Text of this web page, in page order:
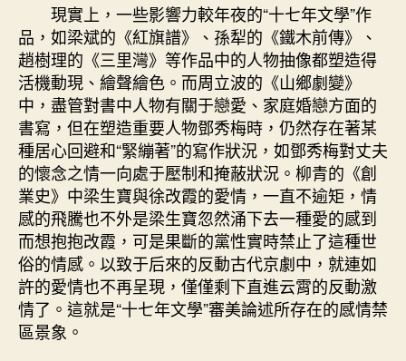
現實上，一些影響力較年夜的“十七年文學”作
品，如梁斌的《紅旗譜》、孫犁的《鐵木前傳》、
趙樹理的《三里灣》等作品中的人物抽像都塑造得
活機動現、繪聲繪色。而周立波的《山鄉劇變》
中，盡管對書中人物有關于戀愛、家庭婚戀方面的
書寫，但在塑造重要人物鄧秀梅時，仍然存在著某
種居心回避和“緊繃著”的寫作狀況，如鄧秀梅對丈夫
的懷念之情一向處于壓制和掩蔽狀況。柳青的《創
業史》中梁生寶與徐改霞的愛情，一直不逾矩，情
感的飛騰也不外是梁生寶忽然涌下去一種愛的感到
而想抱抱改霞，可是果斷的黨性實時禁止了這種世
俗的情感。以致于后來的反動古代京劇中，就連如
許的愛情也不再呈現，僅僅剩下直進云霄的反動激
情了。這就是“十七年文學”審美論述所存在的感情禁
區景象。